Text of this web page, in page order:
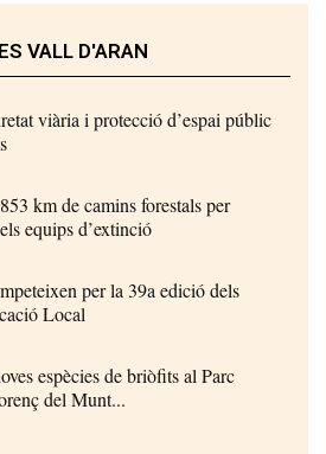
VALL D'ARAN
viària i protecció d’espai públic
km de camins forestals per
equips d’extinció
per la 39a edició dels
Local
espècies de briòfits al Parc
del Munt...